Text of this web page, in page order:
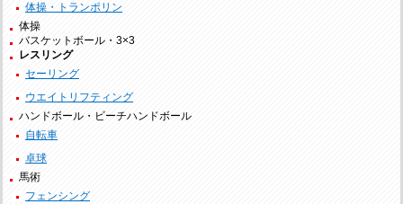
体操・トランポリン
体操
バスケットボール・3×3
レスリング
セーリング
ウエイトリフティング
ハンドボール・ビーチハンドボール
自転車
卓球
馬術
フェンシング